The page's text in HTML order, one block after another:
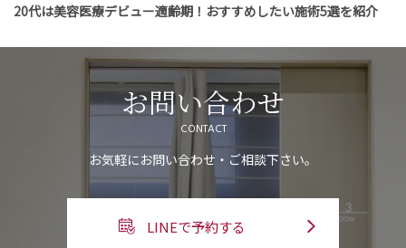
20代は美容医療デビュー適齢期！おすすめしたい施術5選を紹介
お問い合わせ
CONTACT
お気軽にお問い合わせ・ご相談下さい。
LINEで予約する